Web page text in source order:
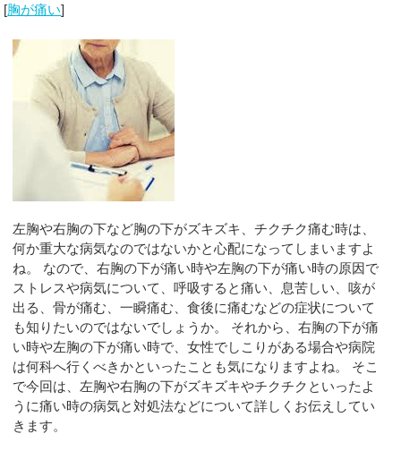
[胸が痛い]
左胸や右胸の下など胸の下がズキズキ、チクチク痛む時は、
何か重大な病気なのではないかと心配になってしまいますよ
ね。 なので、右胸の下が痛い時や左胸の下が痛い時の原因で
ストレスや病気について、呼吸すると痛い、息苦しい、咳が
出る、骨が痛む、一瞬痛む、食後に痛むなどの症状について
も知りたいのではないでしょうか。 それから、右胸の下が痛
い時や左胸の下が痛い時で、女性でしこりがある場合や病院
は何科へ行くべきかといったことも気になりますよね。 そこ
で今回は、左胸や右胸の下がズキズキやチクチクといったよ
うに痛い時の病気と対処法などについて詳しくお伝えしてい
きます。